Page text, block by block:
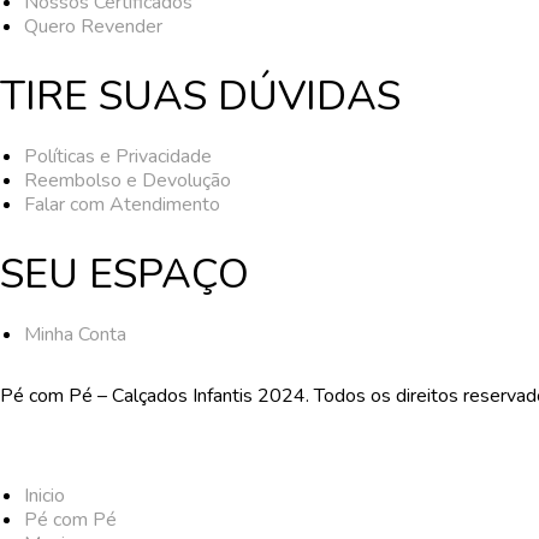
Quero Revender
TIRE SUAS DÚVIDAS
Políticas e Privacidade
Reembolso e Devolução
Falar com Atendimento
SEU ESPAÇO
Minha Conta
Pé com Pé – Calçados Infantis 2024. Todos os direitos
Inicio
Pé com Pé